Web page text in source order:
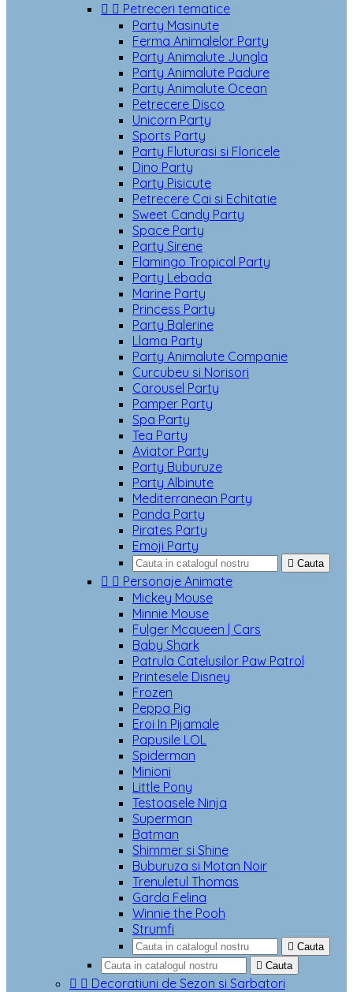
  Petreceri tematice
Party Masinute
Ferma Animalelor Party
Party Animalute Jungla
Party Animalute Padure
Party Animalute Ocean
Petrecere Disco
Unicorn Party
Sports Party
Party Fluturasi si Floricele
Dino Party
Party Pisicute
Petrecere Cai si Echitatie
Sweet Candy Party
Space Party
Party Sirene
Flamingo Tropical Party
Party Lebada
Marine Party
Princess Party
Party Balerine
Llama Party
Party Animalute Companie
Curcubeu si Norisori
Carousel Party
Pamper Party
Spa Party
Tea Party
Aviator Party
Party Buburuze
Party Albinute
Mediterranean Party
Panda Party
Pirates Party
Emoji Party
 Cauta
  Personaje Animate
Mickey Mouse
Minnie Mouse
Fulger Mcqueen | Cars
Baby Shark
Patrula Catelusilor Paw Patrol
Printesele Disney
Frozen
Peppa Pig
Eroi In Pijamale
Papusile LOL
Spiderman
Minioni
Little Pony
Testoasele Ninja
Superman
Batman
Shimmer si Shine
Buburuza si Motan Noir
Trenuletul Thomas
Garda Felina
Winnie the Pooh
Strumfi
 Cauta
 Cauta
  Decoratiuni de Sezon si Sarbatori